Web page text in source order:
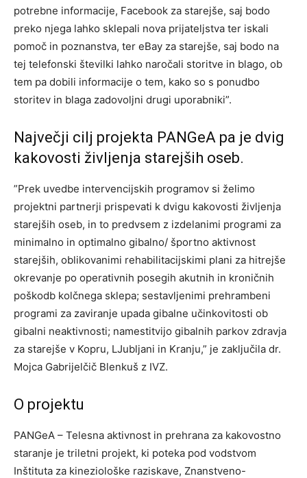
potrebne informacije, Facebook za starejše, saj bodo
preko njega lahko sklepali nova prijateljstva ter iskali
pomoč in poznanstva, ter eBay za starejše, saj bodo na
tej telefonski številki lahko naročali storitve in blago, ob
tem pa dobili informacije o tem, kako so s ponudbo
storitev in blaga zadovoljni drugi uporabniki”.
Največji cilj projekta PANGeA pa je dvig
kakovosti življenja starejših oseb.
”Prek uvedbe intervencijskih programov si želimo
projektni partnerji prispevati k dvigu kakovosti življenja
starejših oseb, in to predvsem z izdelanimi programi za
minimalno in optimalno gibalno/ športno aktivnost
starejših, oblikovanimi rehabilitacijskimi plani za hitrejše
okrevanje po operativnih posegih akutnih in kroničnih
poškodb kolčnega sklepa; sestavljenimi prehrambeni
programi za zaviranje upada gibalne učinkovitosti ob
gibalni neaktivnosti; namestitvijo gibalnih parkov zdravja
za starejše v Kopru, LJubljani in Kranju,” je zaključila dr.
Mojca Gabrijelčič Blenkuš z IVZ.
O projektu
PANGeA – Telesna aktivnost in prehrana za kakovostno
staranje je triletni projekt, ki poteka pod vodstvom
Inštituta za kineziološke raziskave, Znanstveno-